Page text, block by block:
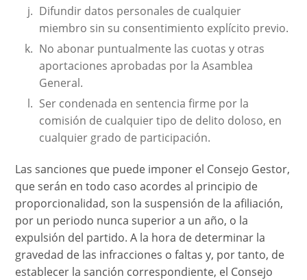
Difundir datos personales de cualquier
miembro sin su consentimiento explícito previo.
No abonar puntualmente las cuotas y otras
aportaciones aprobadas por la Asamblea
General.
Ser condenada en sentencia firme por la
comisión de cualquier tipo de delito doloso, en
cualquier grado de participación.
Las sanciones que puede imponer el Consejo Gestor,
que serán en todo caso acordes al principio de
proporcionalidad, son la suspensión de la afiliación,
por un periodo nunca superior a un año, o la
expulsión del partido. A la hora de determinar la
gravedad de las infracciones o faltas y, por tanto, de
establecer la sanción correspondiente, el Consejo